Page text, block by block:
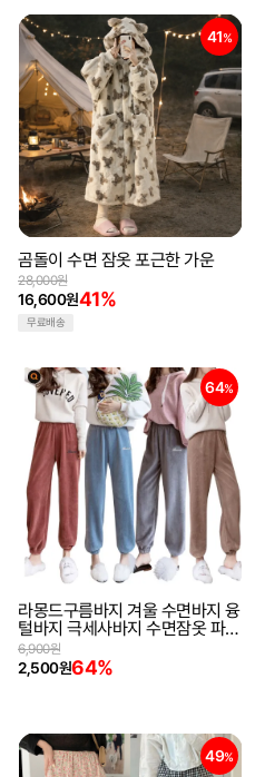
41%
곰돌이 수면 잠옷 포근한 가운
16,600원41%
28,000원
무료배송
64%
라몽드구름바지 겨울 수면바지 융
털바지 극세사바지 수면잠옷 파자
마 트레이닝복
2,500원64%
6,900원
49%